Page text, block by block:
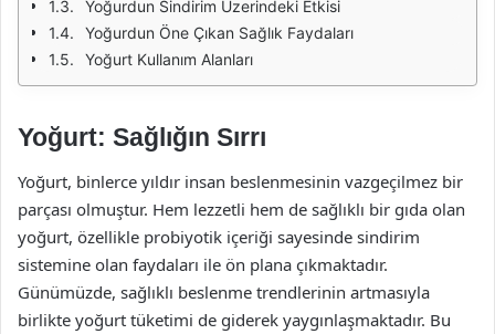
Yoğurdun Sindirim Üzerindeki Etkisi
Yoğurdun Öne Çıkan Sağlık Faydaları
Yoğurt Kullanım Alanları
Yoğurt: Sağlığın Sırrı
Yoğurt, binlerce yıldır insan beslenmesinin vazgeçilmez bir
parçası olmuştur. Hem lezzetli hem de sağlıklı bir gıda olan
yoğurt, özellikle probiyotik içeriği sayesinde sindirim
sistemine olan faydaları ile ön plana çıkmaktadır.
Günümüzde, sağlıklı beslenme trendlerinin artmasıyla
birlikte yoğurt tüketimi de giderek yaygınlaşmaktadır. Bu